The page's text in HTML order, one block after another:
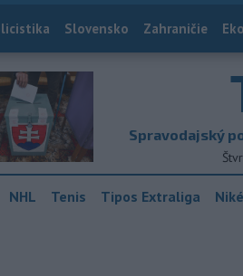
Slovensko Zahraničie
Spravodajský
NHL Tenis Tipos Extraliga